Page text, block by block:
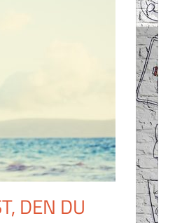
DEN DU